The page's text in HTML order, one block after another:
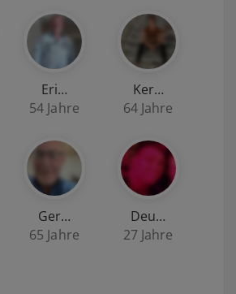
Eri…
54 Jahre
Ker…
64 Jahre
Ger…
65 Jahre
Deu…
27 Jahre